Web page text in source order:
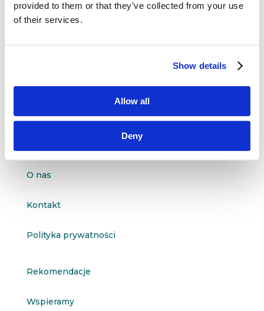
provided to them or that they’ve collected from your use
of their services.
Show details
Allow all
Deny
601 098 038
questus@questus.pl
O nas
Kontakt
Polityka prywatności
Rekomendacje
Wspieramy